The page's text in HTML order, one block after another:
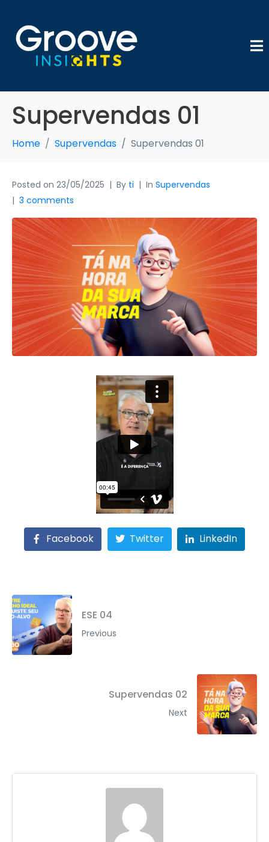
Supervendas 01
Home Supervendas Supervendas 01
Posted on 23/05/2025 By ti In Supervendas
3 comments
Facebook Twitter LinkedIn
ESE 04
Previous
Supervendas 02
Next